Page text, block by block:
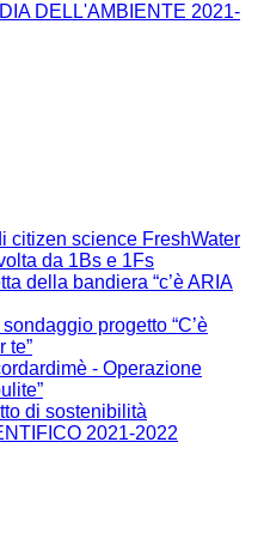
DELL'AMBIENTE 2021-
citizen science FreshWater
da 1Bs e 1Fs
della bandiera “c’è ARIA
progetto “C’è
te”
- Operazione
di sostenibilità
2021-2022